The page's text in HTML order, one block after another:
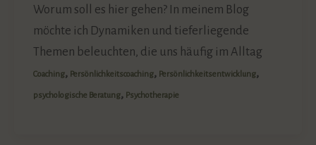
Worum soll es hier gehen? In meinem Blog
möchte ich Dynamiken und tieferliegende
Themen beleuchten, die uns häufig im Alltag
Coaching, Persönlichkeitscoaching, Persönlichkeitsentwicklung,
psychologische Beratung, Psychotherapie